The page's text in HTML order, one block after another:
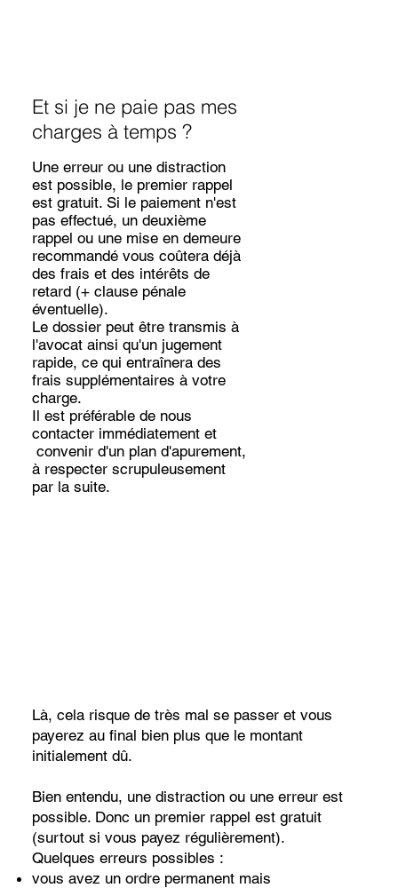
Et si je ne paie pas mes
charges à temps ?
Une erreur ou une distraction
est possible, le premier rappel
est gratuit. Si le paiement n'est
pas effectué, un deuxième
rappel ou une mise en demeure
recommandé vous coûtera déjà
des frais et des intérêts de
retard (+ clause pénale
éventuelle).
Le dossier peut être transmis à
l'avocat ainsi qu'un jugement
rapide, ce qui entraînera des
frais supplémentaires à votre
charge.
Il est préférable de nous
contacter immédiatement et
convenir d'un plan d'apurement,
à respecter scrupuleusement
par la suite.
Là, cela risque de très mal se passer et vous
payerez au final bien plus que le montant
initialement dû.
Bien entendu, une distraction ou une erreur est
possible. Donc un premier rappel est gratuit
(surtout si vous payez régulièrement).
Quelques erreurs possibles :
vous avez un ordre permanent mais